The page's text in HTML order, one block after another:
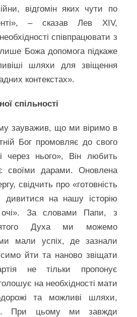
відгомін яких чути по
– сказав Лев XIV,
співпрацювати з
Божа допомога підкаже
шляхи для звіщення
контекстах».
спільності
зауважив, що ми віримо в
Бог промовляє до свого
через нього», Він любить
своїми дарами. Оновлена
свідчить про «готовність
дивитися на нашу історію
очі». За словами Папи, з
Духа ми можемо
мали успіх, де зазнали
йти та наново звіщати
не тільки пропонує
на необхідності мати
та можливі шляхи,
При цьому ми завжди